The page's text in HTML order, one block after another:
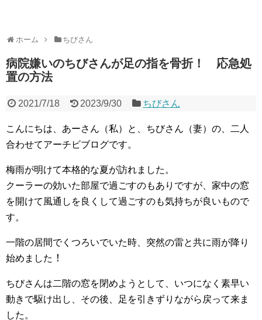
ホーム ちびさん
病院嫌いのちびさんが足の指を骨折！ 応急処
置の方法
2021/7/18 2023/9/30 ちびさん
こんにちは、あーさん（私）と、ちびさん（妻）の、二人
合わせてアーチビブログです。
梅雨が明けて本格的な夏が訪れました。
クーラーの効いた部屋で過ごすのもありですが、家中の窓
を開けて風通しを良くして過ごすのも気持ちが良いもので
す。
一階の居間でくつろいでいた時、突然の雷と共に雨が降り
始めました ！
ちびさんは二階の窓を閉めようとして、いつになく素早い
動きで駆け出し、その後、足を引きずりながら戻って来ま
した。